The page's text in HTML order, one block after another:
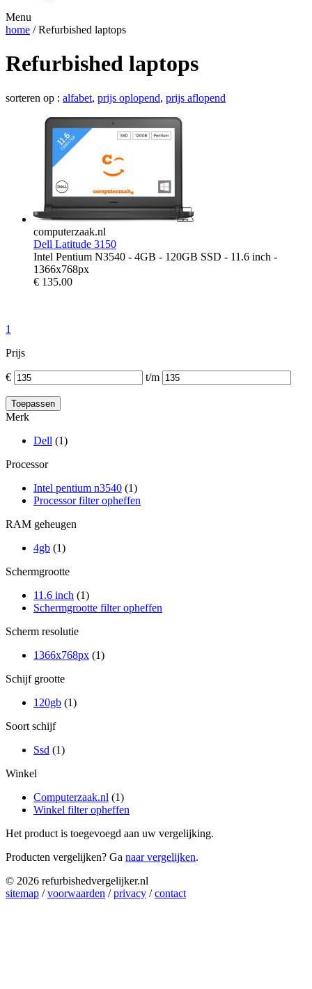
Menu
home / Refurbished laptops
Refurbished laptops
sorteren op : alfabet, prijs oplopend, prijs aflopend
computerzaak.nl
Dell Latitude 3150
Intel Pentium N3540 - 4GB - 120GB SSD - 11.6 inch -
1366x768px
€ 135.00
1
Prijs
€ t/m
Merk
Dell (1)
Processor
Intel pentium n3540 (1)
Processor filter opheffen
RAM geheugen
4gb (1)
Schermgrootte
11.6 inch (1)
Schermgrootte filter opheffen
Scherm resolutie
1366x768px (1)
Schijf grootte
120gb (1)
Soort schijf
Ssd (1)
Winkel
Computerzaak.nl (1)
Winkel filter opheffen
Het product is toegevoegd aan uw vergelijking.
Producten vergelijken? Ga naar vergelijken.
© 2026 refurbishedvergelijker.nl
sitemap /voorwaarden /privacy /contact